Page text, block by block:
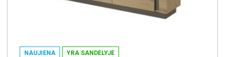
NAUJIENA YRA SANDĖLYJE